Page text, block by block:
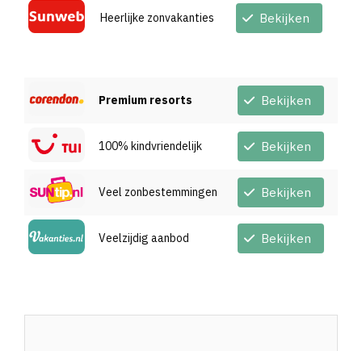
Heerlijke zonvakanties Bekijken
Premium resorts Bekijken
100% kindvriendelijk Bekijken
Veel zonbestemmingen Bekijken
Veelzijdig aanbod Bekijken